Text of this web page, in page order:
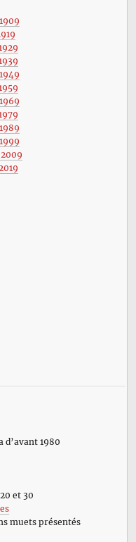
d’avant 1980
et 30
muets présentés